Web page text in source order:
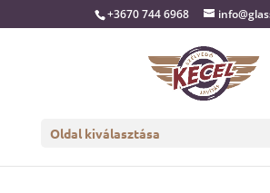
+3670 744 6968
Oldal kiválasztása